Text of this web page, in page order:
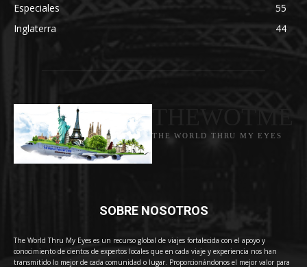
Especiales
55
Inglaterra
44
THE WORLD THRU MY EYES
SOBRE NOSOTROS
The World Thru My Eyes es un recurso global de viajes fortalecida con el apoyo y
conocimiento de cientos de expertos locales que en cada viaje y experiencia nos han
transmitido lo mejor de cada comunidad o lugar. Proporcionándonos el mejor valor para